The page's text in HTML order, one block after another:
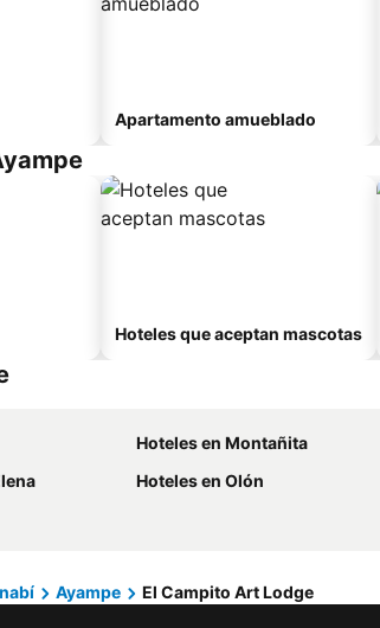
Apartamento amueblado
Hoteles que aceptan mascotas
Hoteles en Montañita
Hoteles en Olón
Ayampe El Campito Art Lodge